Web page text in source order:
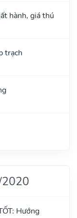
hành, giá thú
trạch
Hướng